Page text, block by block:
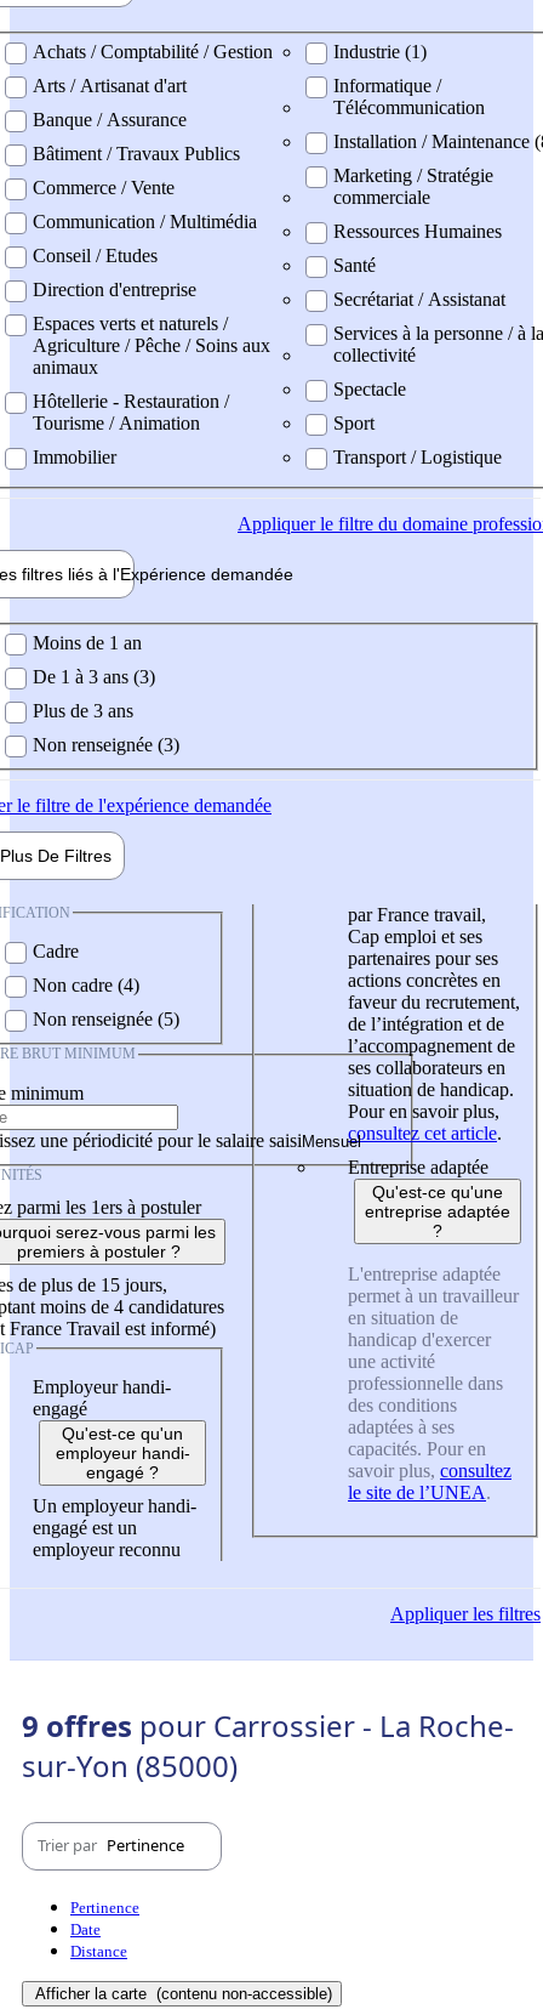
professionel
Achats / Comptabilité / Gestion
Arts / Artisanat d'art
Banque / Assurance
Bâtiment / Travaux Publics
Commerce / Vente
Communication / Multimédia
Conseil / Etudes
Direction d'entreprise
Espaces verts et naturels /
Agriculture / Pêche / Soins aux
animaux
Hôtellerie - Restauration /
Tourisme / Animation
Immobilier
Industrie (1)
Informatique /
Télécommunication
Installation / Maintenance
Marketing / Stratégie
commerciale
Ressources Humaines
Santé
Secrétariat / Assistanat
Services à la personne / à la
collectivité
Spectacle
Sport
Transport / Logistique
Appliquerle filtre du domaine
filtres liés à l'Expérience demandée
demandée
Moins de 1 an
De 1 à 3 ans (3)
Plus de 3 ans
Non renseignée (3)
le filtre de l'expérience demandée
Plus De Filtres
Cadre
Non cadre (4)
Non renseignée (5)
BRUT MINIMUM
minimum
une périodicité pour le salaire saisi
parmi les 1ers à postuler
serez-vous parmi les
premiers à postuler ?
de plus de 15 jours,
moins de 4 candidatures
France Travail est informé)
Employeur handi-
engagé
Qu'est-ce qu'un
employeur handi-
engagé ?
Un employeur handi-
engagé est un
employeur reconnu
par France travail,
Cap emploi et ses
partenaires pour ses
actions concrètes en
faveur du recrutement,
de l’intégration et de
l’accompagnement de
ses collaborateurs en
situation de handicap.
Pour en savoir plus,
consultez cet article.
Entreprise adaptée
Qu'est-ce qu'une
entreprise adaptée
?
L'entreprise adaptée
permet à un travailleur
en situation de
handicap d'exercer
une activité
professionnelle dans
des conditions
adaptées à ses
capacités. Pour en
savoir plus, consultez
le site de l’UNEA.
Appliquerles filtres
9 offres pour Carrossier - La Roche-
sur-Yon (85000)
Trier par Pertinence
Pertinence
Date
Distance
Afficher la carte (contenu non-accessible)